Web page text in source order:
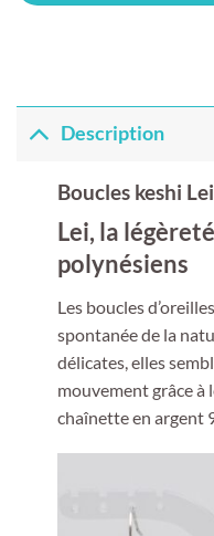
Description
Boucles keshi Lei
Lei, la
polynésiens
Les boucles
spontanée de la
délicates, elles
mouvement grâce à
chaînette en argent